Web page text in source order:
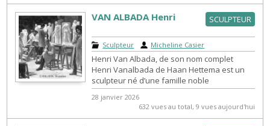
SCULPTEUR
VAN ALBADA Henri
Sculpteur Micheline Casier
Henri Van Albada, de son nom complet
Henri Vanalbada de Haan Hettema est un
sculpteur né d’une famille noble
néerlandaise. Il portait d'ailleurs le titre de
Jon...
28 janvier 2026
632 vues au total, 9 vues aujourd'hui